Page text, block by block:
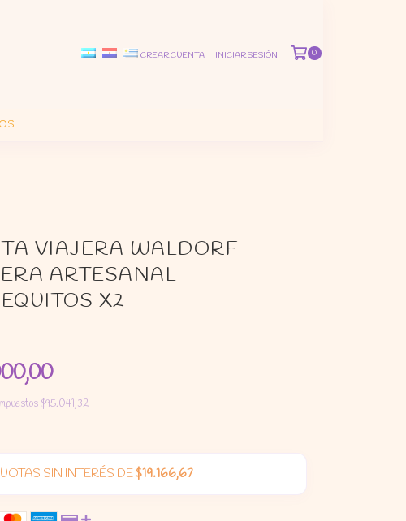
CREAR CUENTA INICIAR SESIÓN 0
VIAJERA WALDORF
ARTESANAL
X2
$95.041,32
SIN INTERÉS DE$19.166,67